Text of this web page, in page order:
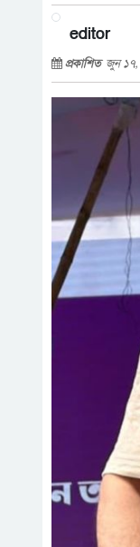
editor
প্রকাশিত জুন ১৭,